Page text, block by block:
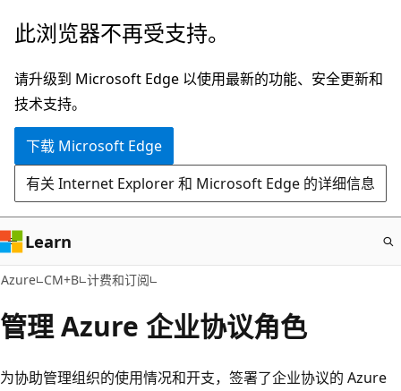
跳
主
要
内
此浏览器不再受支持。
请升级到 Microsoft Edge 以使用最新的功能、安全更新和
技术支持。
下载 Microsoft Edge
有关 Internet Explorer 和 Microsoft Edge 的详细信息
Learn
Azure CM+B 计费和订阅
管理 Azure 企业协议角色
为协助管理组织的使用情况和开支，签署了企业协议的 Azure